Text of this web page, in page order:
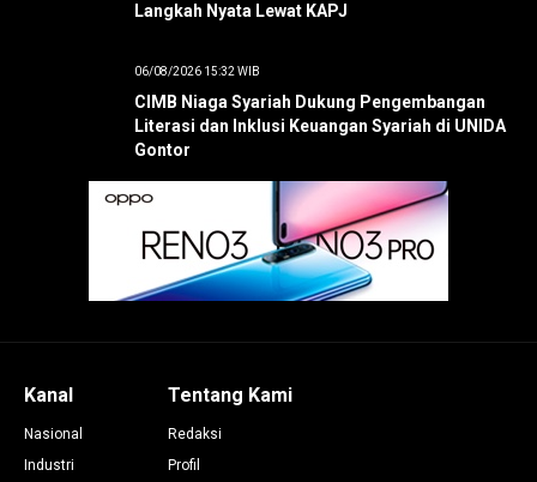
Langkah Nyata Lewat KAPJ
06/08/2026 15:32 WIB
CIMB Niaga Syariah Dukung Pengembangan
Literasi dan Inklusi Keuangan Syariah di UNIDA
Gontor
Kanal
Nasional
Industri
Tentang Kami
Redaksi
Profil